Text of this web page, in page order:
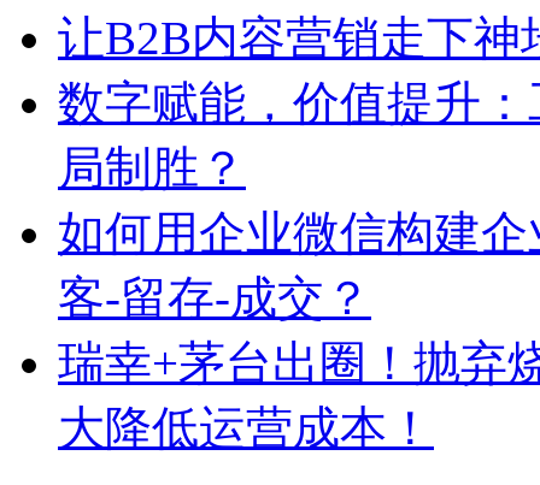
让B2B内容营销走下神
数字赋能，价值提升
局制胜？
如何用企业微信构建
客-留存-成交？
瑞幸+茅台出圈！抛弃
大降低运营成本！